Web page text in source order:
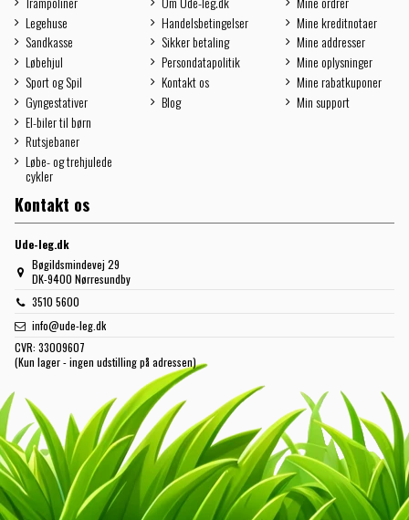
Legehuse
Sandkasse
Løbehjul
Sport og Spil
Gyngestativer
El-biler til børn
Rutsjebaner
Løbe- og trehjulede
cykler
Handelsbetingelser
Sikker betaling
Persondatapolitik
Kontakt os
Blog
Mine kreditnotaer
Mine addresser
Mine oplysninger
Mine rabatkuponer
Min support
Kontakt os
Ude-leg.dk
Bøgildsmindevej 29
DK-9400 Nørresundby
3510 5600
info@ude-leg.dk
CVR: 33009607
(Kun lager - ingen udstilling på adressen)